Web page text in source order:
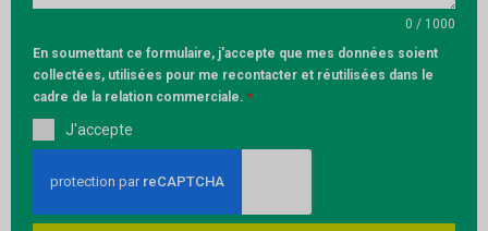
0 / 1000
En soumettant ce formulaire, j'accepte que mes données soient
collectées, utilisées pour me recontacter et réutilisées dans le
cadre de la relation commerciale. *
J'accepte